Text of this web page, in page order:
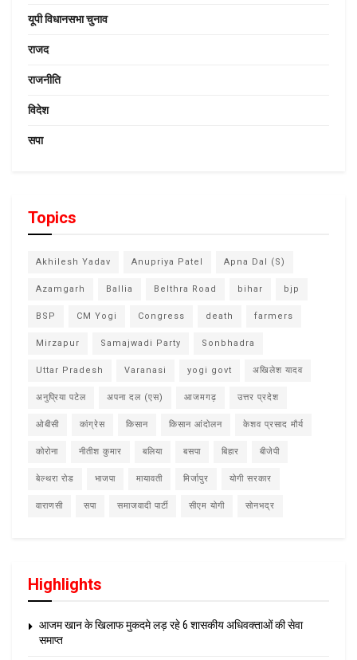
यूपी विधानसभा चुनाव
राजद
राजनीति
विदेश
सपा
Topics
Akhilesh Yadav Anupriya Patel Apna Dal (S)
Azamgarh Ballia Belthra Road bihar bjp
BSP CM Yogi Congress death farmers
Mirzapur Samajwadi Party Sonbhadra
Uttar Pradesh Varanasi yogi govt अखिलेश यादव
अनुप्रिया पटेल अपना दल (एस) आजमगढ़ उत्तर प्रदेश
ओबीसी कांग्रेस किसान किसान आंदोलन केशव प्रसाद मौर्य
कोरोना नीतीश कुमार बलिया बसपा बिहार बीजेपी
बेल्थरा रोड भाजपा मायावती मिर्जापुर योगी सरकार
वाराणसी सपा समाजवादी पार्टी सीएम योगी सोनभद्र
Highlights
आजम खान के खिलाफ मुकदमे लड़ रहे 6 शासकीय अधिवक्ताओं की सेवा
समाप्त